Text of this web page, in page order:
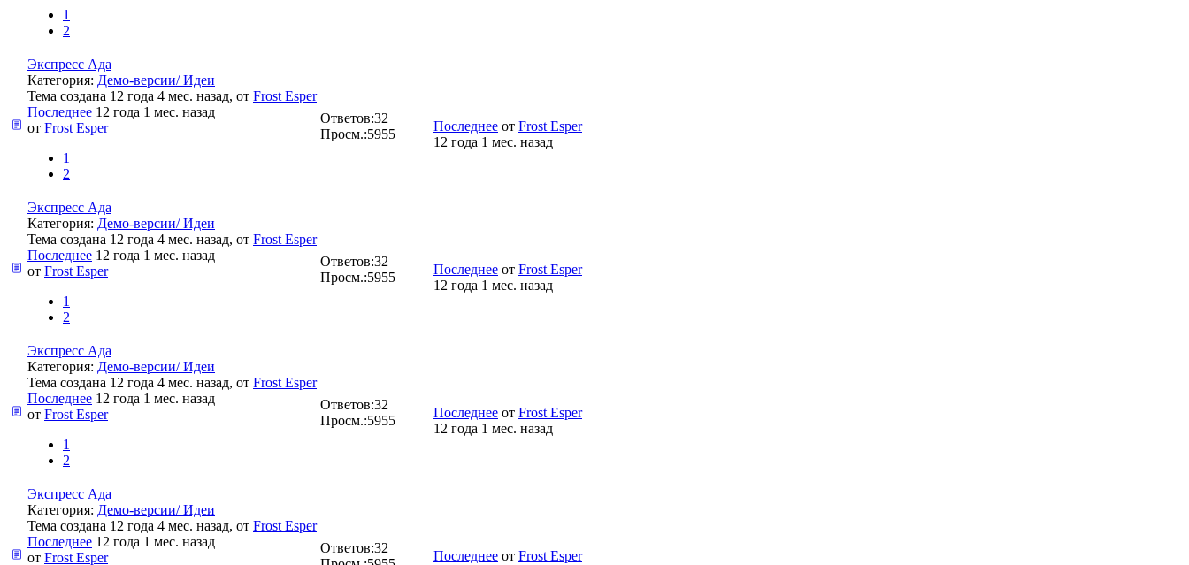
1
2
Экспресс Ада
Категория: Демо-версии/ Идеи
Тема создана 12 года 4 мес. назад, от Frost Esper
Последнее 12 года 1 мес. назад
от Frost Esper
1
2
Ответов:32
Просм.:5955
Последнее от Frost Esper
12 года 1 мес. назад
Экспресс Ада
Категория: Демо-версии/ Идеи
Тема создана 12 года 4 мес. назад, от Frost Esper
Последнее 12 года 1 мес. назад
от Frost Esper
1
2
Ответов:32
Просм.:5955
Последнее от Frost Esper
12 года 1 мес. назад
Экспресс Ада
Категория: Демо-версии/ Идеи
Тема создана 12 года 4 мес. назад, от Frost Esper
Последнее 12 года 1 мес. назад
от Frost Esper
1
2
Ответов:32
Просм.:5955
Последнее от Frost Esper
12 года 1 мес. назад
Экспресс Ада
Категория: Демо-версии/ Идеи
Тема создана 12 года 4 мес. назад, от Frost Esper
Последнее 12 года 1 мес. назад
от Frost Esper
Ответов:32
Последнее от Frost Esper